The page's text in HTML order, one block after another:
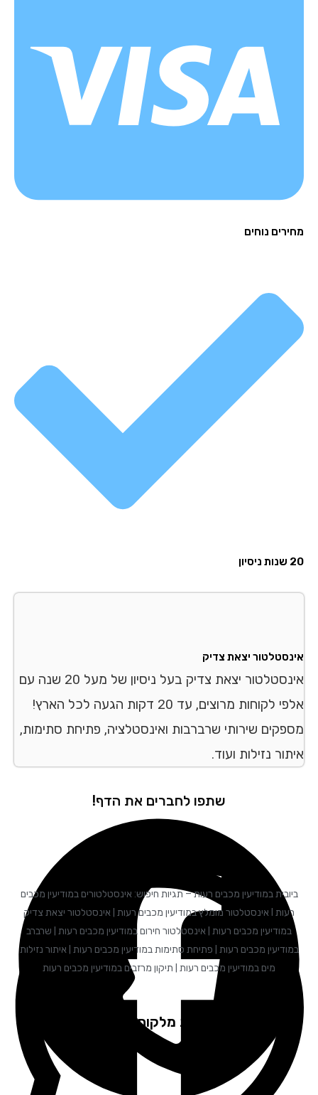
נוחים
יצאת צדיק
אינסטלטור יצאת צדיק בעל ניסיון של מעל 20 שנה עם
אלפי לקוחות מרוצים, עד 20 דקות הגעה לכל הארץ!
שירותי שרברבות ואינסטלציה, פתיחת סתימות,
נזילות ועוד.
שתפו לחברים את הדף!
במודיעין מכבים רעות – תגיות חיפוש: אינסטלטורים במודיעין מכבים
רעות I אינסטלטור מומלץ במודיעין מכבים רעות | אינסטלטור יצאת צדיק
במודיעין מכבים רעות | אינסטלטור חירום במודיעין מכבים רעות | שרברב
מכבים רעות | פתיחת סתימות במודיעין מכבים רעות | איתור נזילות
מים במודיעין מכבים רעות | תיקון מרזבים במודיעין מכבים רעות
המלצות מלקוחות שלנו